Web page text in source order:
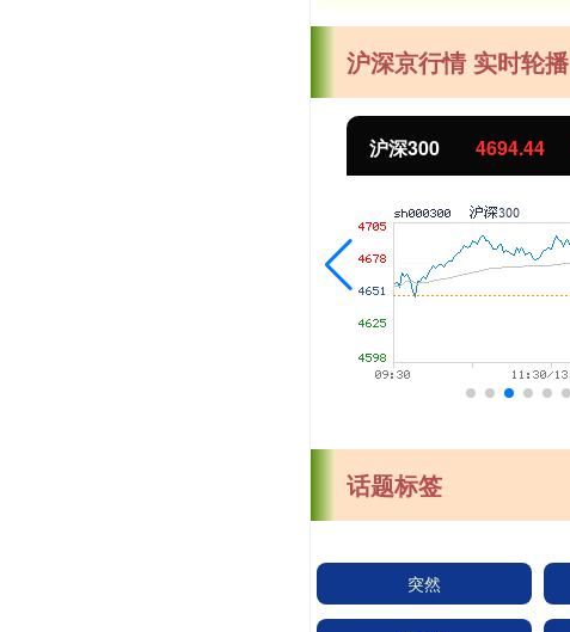
沪深京行情 实时轮播
4694.44 43.13 0.93%
话题标签
突然